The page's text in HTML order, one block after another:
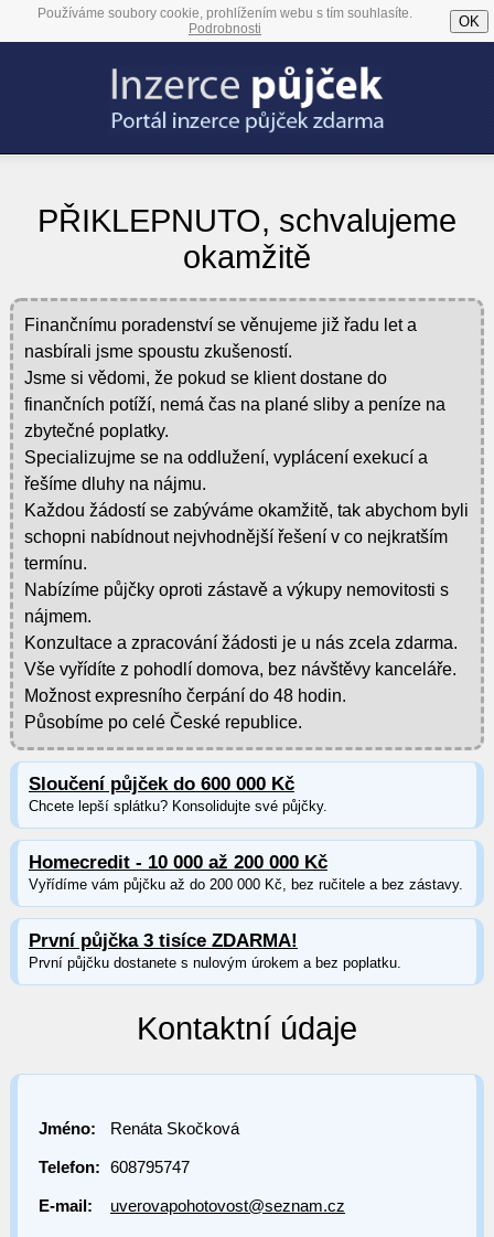
Používáme soubory cookie, prohlížením webu s tím souhlasíte.
Podrobnosti
OK
PŘIKLEPNUTO, schvalujeme
okamžitě
Finančnímu poradenství se věnujeme již řadu let a
nasbírali jsme spoustu zkušeností.
Jsme si vědomi, že pokud se klient dostane do
finančních potíží, nemá čas na plané sliby a peníze na
zbytečné poplatky.
Specializujme se na oddlužení, vyplácení exekucí a
řešíme dluhy na nájmu.
Každou žádostí se zabýváme okamžitě, tak abychom byli
schopni nabídnout nejvhodnější řešení v co nejkratším
termínu.
Nabízíme půjčky oproti zástavě a výkupy nemovitosti s
nájmem.
Konzultace a zpracování žádosti je u nás zcela zdarma.
Vše vyřídíte z pohodlí domova, bez návštěvy kanceláře.
Možnost expresního čerpání do 48 hodin.
Působíme po celé České republice.
Sloučení půjček do 600 000 Kč
Chcete lepší splátku? Konsolidujte své půjčky.
Homecredit - 10 000 až 200 000 Kč
Vyřídíme vám půjčku až do 200 000 Kč, bez ručitele a bez zástavy.
První půjčka 3 tisíce ZDARMA!
První půjčku dostanete s nulovým úrokem a bez poplatku.
Kontaktní údaje
Jméno: Renáta Skočková
Telefon: 608795747
E-mail: uverovapohotovost@seznam.cz